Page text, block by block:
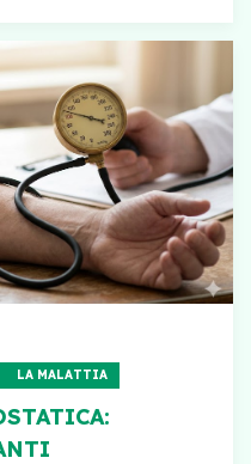
LA MALATTIA